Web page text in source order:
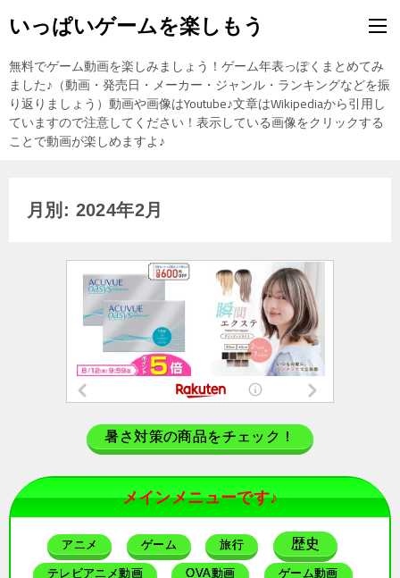
いっぱいゲームを楽しもう
無料でゲーム動画を楽しみましょう！ゲーム年表っぽくまとめてみ
ました♪（動画・発売日・メーカー・ジャンル・ランキングなどを振
り返りましょう）動画や画像はYoutube♪文章はWikipediaから引用し
ていますので注意してください！表示している画像をクリックする
ことで動画が楽しめますよ♪
月別: 2024年2月
暑さ対策の商品をチェック！
メインメニューです♪
アニメ ゲーム 旅行 歴史
テレビアニメ動画 OVA動画 ゲーム動画